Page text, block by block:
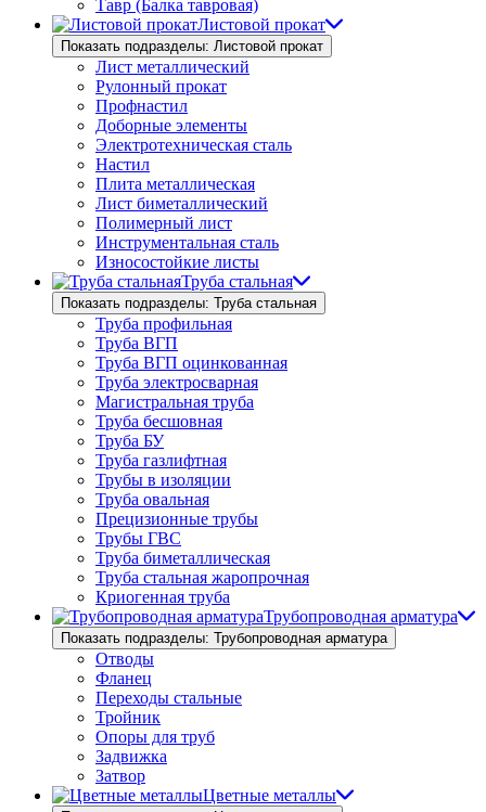
Тавр (Балка тавровая)
Листовой прокат
Показать подразделы: Листовой прокат
Лист металлический
Рулонный прокат
Профнастил
Доборные элементы
Электротехническая сталь
Настил
Плита металлическая
Лист биметаллический
Полимерный лист
Инструментальная сталь
Износостойкие листы
Труба стальная
Показать подразделы: Труба стальная
Труба профильная
Труба ВГП
Труба ВГП оцинкованная
Труба электросварная
Магистральная труба
Труба бесшовная
Труба БУ
Труба газлифтная
Трубы в изоляции
Труба овальная
Прецизионные трубы
Трубы ГВС
Труба биметаллическая
Труба стальная жаропрочная
Криогенная труба
Трубопроводная арматура
Показать подразделы: Трубопроводная арматура
Отводы
Фланец
Переходы стальные
Тройник
Опоры для труб
Задвижка
Затвор
Цветные металлы